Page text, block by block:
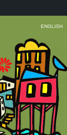
ENGLISH